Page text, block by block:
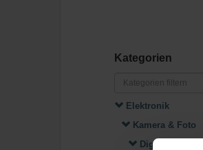
Kategorien
Elektronik
Kamera & Foto
Digitalkameras